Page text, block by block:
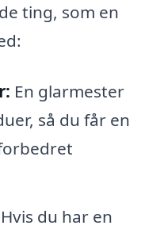
ting, som en
En glarmester
så du får en
Hvis du har en